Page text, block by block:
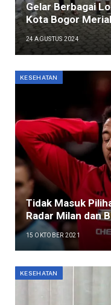
Gelar Berbagai
Kota Bogor
24 AGUSTUS 2024
KESEHATAN
Tidak Masuk
Radar Milan dan
15 OKTOBER 2021
KESEHATAN